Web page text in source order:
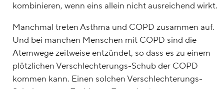
kombinieren, wenn eins allein nicht ausreichend wirkt.
Manchmal treten Asthma und COPD zusammen auf.
Und bei manchen Menschen mit COPD sind die
Atemwege zeitweise entzündet, so dass es zu einem
plötzlichen Verschlechterungs-Schub der COPD
kommen kann. Einen solchen Verschlechterungs-